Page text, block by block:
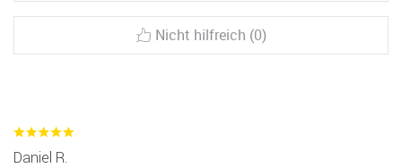
Nicht hilfreich (0)
Daniel R.